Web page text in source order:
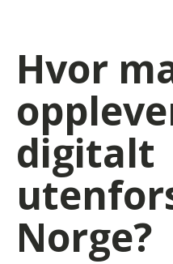
Hvor
digitalt
Norge?